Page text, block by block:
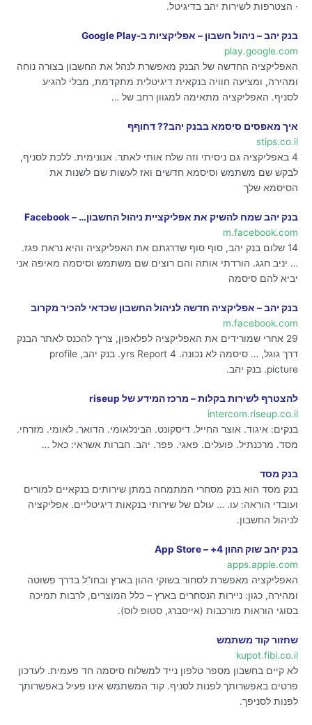
· הצטרפות לשירות יהב בדיגיטל.
בנק יהב – ניהול חשבון – אפליקציות ב-Google Play
play.google.com
האפליקציה החדשה של הבנק מאפשרת לנהל את החשבון בצורה נוחה
ומהירה, ומציעה חוויה בנקאית דיגיטלית מתקדמת, מבלי להגיע
לסניף. האפליקציה מתאימה למגוון רחב של …
איך מאפסים סיסמא בבנק יהב?? דחוףף
stips.co.il
4 באפליקציה גם ניסיתי וזה שלח אותי לאתר. אנונימית. ללכת לסניף,
לבקש שם משתמש וסיסמא חדשים ואז לעשות שם לשנות את
הסיסמא שלך
בנק יהב שמח להשיק את אפליקציית ניהול החשבון… – Facebook
m.facebook.com
14 שלום בנק יהב, סוף סוף שדרגתם את האפליקציה והיא נראת פגז.
… יניב חגג. הורדתי אותה והם רוצים שם משתמש וסיסמה מאיפה אני
יביא להם סיסמה
בנק יהב – אפליקציה חדשה לניהול החשבון שכדאי להכיר מקרוב
m.facebook.com
29 אחרי שמורידים את האפליקציה לפלאפון, צריך להכנס לאתר הבנק
דרך גוגל, … סיסמה לא נכונה. 4 yrs Report. בנק יהב, profile
picture. בנק יהב.
להצטרף לשירות בקלות – מרכז המידע של riseup
intercom.riseup.co.il
בנקים: איגוד. אוצר החייל. דיסקונט. הבינלאומי. הדואר. לאומי. מזרחי.
מסד. מרכנתיל. פועלים. פאגי. פפר. יהב. חברות אשראי: כאל …
בנק מסד
בנק מסד הוא בנק מסחרי המתמחה במתן שירותים בנקאיים למורים
ועובדי הוראה: עו. … עולם של שירותי בנקאות דיגיטליים. אפליקציה
לניהול החשבון.
בנק יהב שוק ההון 4‏+ – App Store
apps.apple.com
האפליקציה מאפשרת לסחור בשוקי ההון בארץ ובחו”ל בדרך פשוטה
ומהירה, כגון: ניירות הנסחרים בארץ – כלל המוצרים, לרבות תמיכה
בסוגי הוראות מורכבות (אייסברג, סטופ לוס).
שחזור קוד משתמש
kupot.fibi.co.il
לא קיים בחשבון מספר טלפון נייד למשלוח סיסמה חד פעמית. לעדכון
פרטים באפשרותך לפנות לסניף. קוד המשתמש אינו פעיל באפשרותך
לפנות לסניפך.